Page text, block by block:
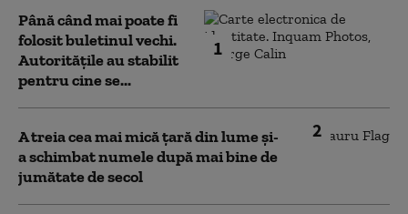
1
Până când mai poate fi
folosit buletinul vechi.
Autoritățile au stabilit
pentru cine se...
2
A treia cea mai mică țară din lume și-
a schimbat numele după mai bine de
jumătate de secol